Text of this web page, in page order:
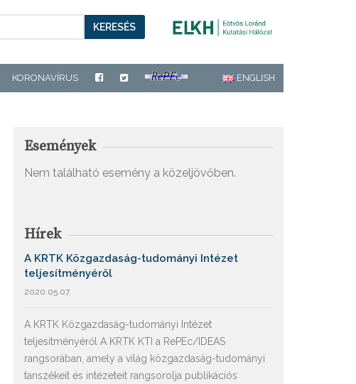
KERESÉS
KORONAVÍRUS ENGLISH
Események
Nem található esemény a közeljövőben.
Hírek
A KRTK Közgazdaság-tudományi Intézet
teljesítményéről
2020.05.07.
A KRTK Közgazdaság-tudományi Intézet
teljesítményéről A KRTK KTI a RePEc/IDEAS
rangsorában, amely a világ közgazdaság-tudományi
tanszékeit és intézeteit rangsorolja publikációs